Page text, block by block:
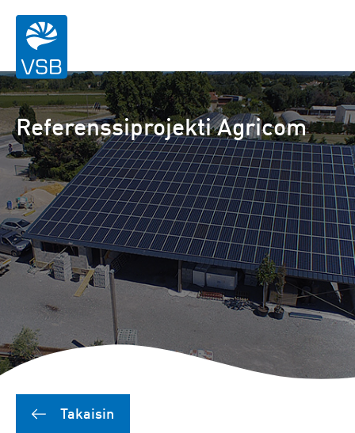
Referenssiprojekti Agricom
Takaisin